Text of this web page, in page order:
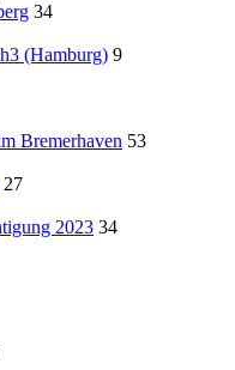
34
(Hamburg) 9
Bremerhaven 53
27
2023 34